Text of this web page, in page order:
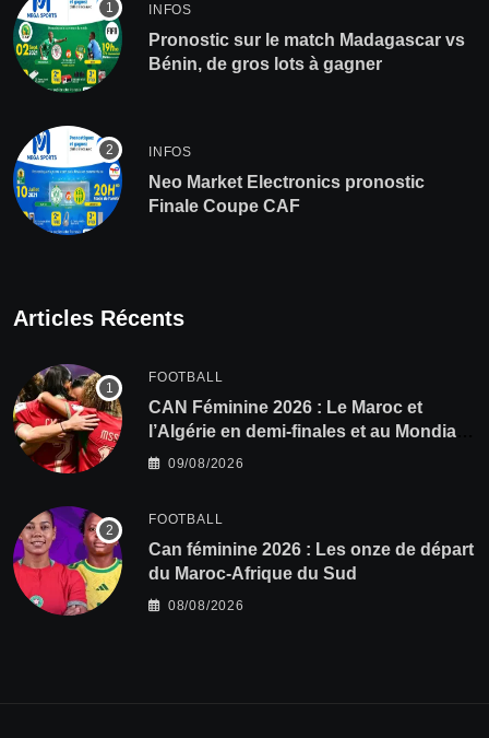
INFOS
Pronostic sur le match Madagascar vs
Bénin, de gros lots à gagner
INFOS
Neo Market Electronics pronostic
Finale Coupe CAF
Articles Récents
FOOTBALL
CAN Féminine 2026 : Le Maroc et
l’Algérie en demi-finales et au Mondial
2027 !
09/08/2026
FOOTBALL
‎Can féminine 2026 : Les onze de départ
du Maroc-Afrique du Sud
08/08/2026